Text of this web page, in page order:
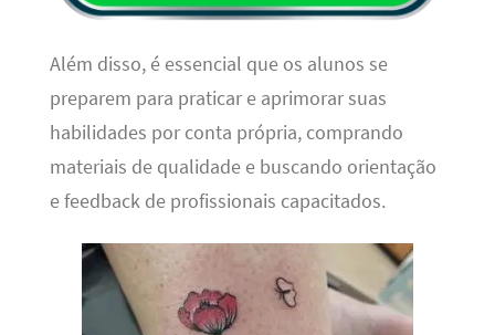
Além disso, é essencial que os alunos se
preparem para praticar e aprimorar suas
habilidades por conta própria, comprando
materiais de qualidade e buscando orientação
e feedback de profissionais capacitados.